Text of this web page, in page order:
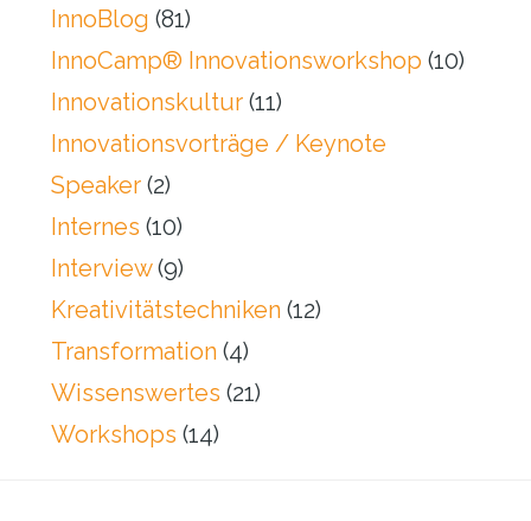
InnoBlog (81)
InnoCamp® Innovationsworkshop (10)
Innovationskultur(11)
Innovationsvorträge / Keynote
Speaker(2)
Internes (10)
Interview(9)
Kreativitätstechniken (12)
Transformation (4)
Wissenswertes (21)
Workshops (14)